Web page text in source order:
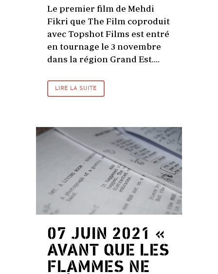
Le premier film de Mehdi
Fikri que The Film coproduit
avec Topshot Films est entré
en tournage le 3 novembre
dans la région Grand Est....
LIRE LA SUITE
07 JUIN 2021 «
AVANT QUE LES
FLAMMES NE